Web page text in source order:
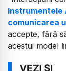
Instrumentele
comunicarea
accepte, fără
acestui model